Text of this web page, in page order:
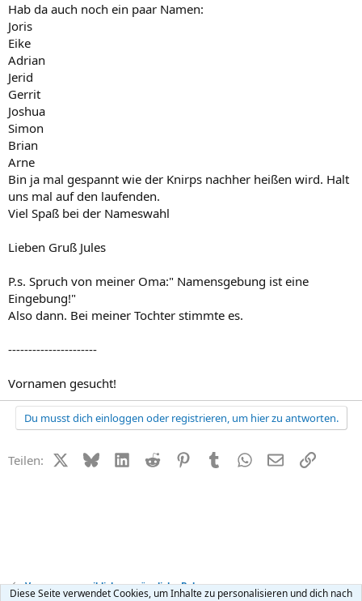
Hab da auch noch ein paar Namen:
Joris
Eike
Adrian
Jerid
Gerrit
Joshua
Simon
Brian
Arne
Bin ja mal gespannt wie der Knirps nachher heißen wird. Halt
uns mal auf den laufenden.
Viel Spaß bei der Nameswahl
Lieben Gruß Jules
P.s. Spruch von meiner Oma:" Namensgebung ist eine
Eingebung!"
Also dann. Bei meiner Tochter stimmte es.
----------------------
Vornamen gesucht!
Du musst dich einloggen oder registrieren, um hier zu antworten.
Teilen: X (Twitter)
BlueskyLinkedIn
Reddit PinterestTumblr WhatsApp
E-MailLink
Vornamen - weibliche + männliche Babynamen
Diese Seite verwendet Cookies, um Inhalte zu personalisieren und dich nach